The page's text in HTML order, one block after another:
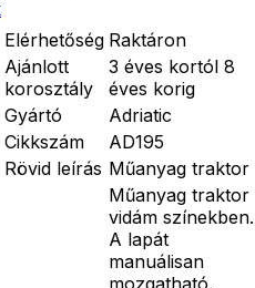
Elérhetőség Raktáron
Ajánlott
korosztály
3 éves kortól 8
éves korig
Gyártó
Adriatic
Cikkszám
AD195
Rövid leírás Műanyag traktor
Műanyag traktor
vidám színekben.
A lapát
manuálisan
mozgatható.